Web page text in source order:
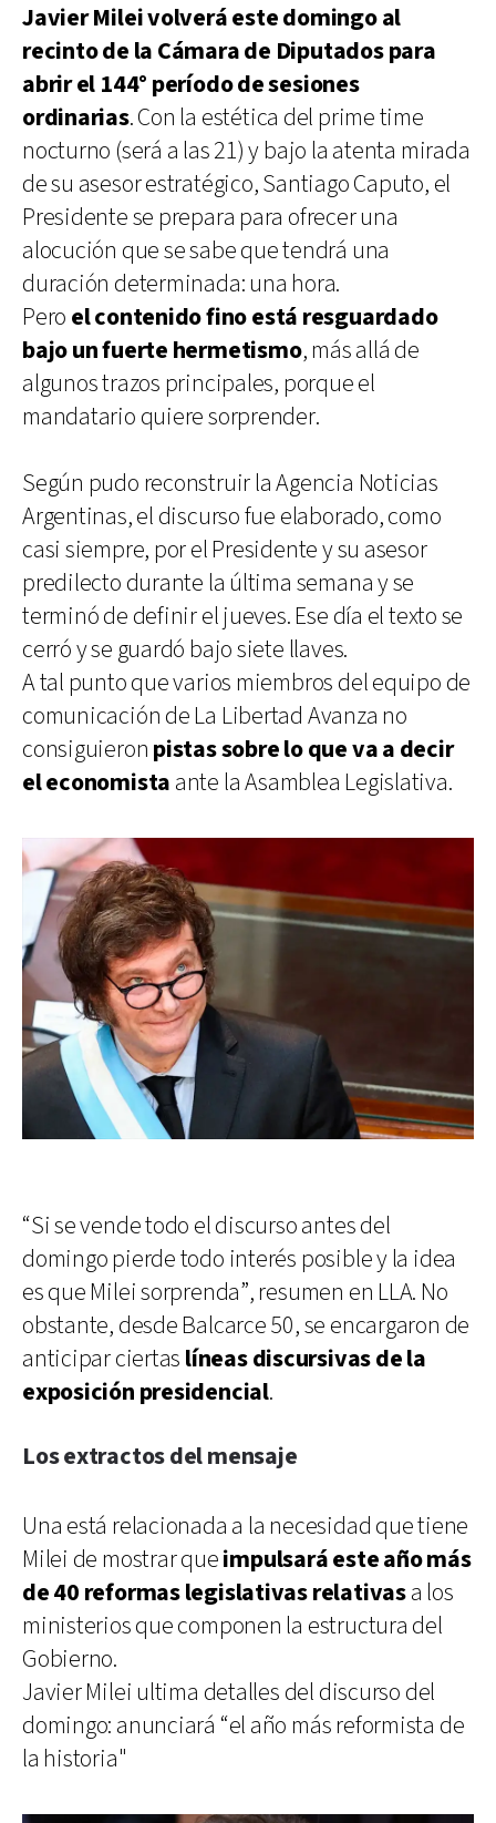
Javier Milei volverá este domingo al
recinto de la Cámara de Diputados para
abrir el 144° período de sesiones
ordinarias. Con la estética del prime time
nocturno (será a las 21) y bajo la atenta mirada
de su asesor estratégico, Santiago Caputo, el
Presidente se prepara para ofrecer una
alocución que se sabe que tendrá una
duración determinada: una hora.
Pero el contenido fino está resguardado
bajo un fuerte hermetismo, más allá de
algunos trazos principales, porque el
mandatario quiere sorprender.
Según pudo reconstruir la Agencia Noticias
Argentinas, el discurso fue elaborado, como
casi siempre, por el Presidente y su asesor
predilecto durante la última semana y se
terminó de definir el jueves. Ese día el texto se
cerró y se guardó bajo siete llaves.
A tal punto que varios miembros del equipo de
comunicación de La Libertad Avanza no
consiguieron pistas sobre lo que va a decir
el economista ante la Asamblea Legislativa.
“Si se vende todo el discurso antes del
domingo pierde todo interés posible y la idea
es que Milei sorprenda”, resumen en LLA. No
obstante, desde Balcarce 50, se encargaron de
anticipar ciertas líneas discursivas de la
exposición presidencial.
Los extractos del mensaje
Una está relacionada a la necesidad que tiene
Milei de mostrar queimpulsará este año más
de 40 reformas legislativas relativasa los
ministerios que componen la estructura del
Gobierno.
Javier Milei ultima detalles del discurso del
domingo: anunciará “el año más reformista de
la historia"